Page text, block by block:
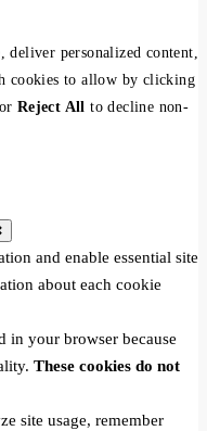
deliver personalized content,
cookies to allow by clicking
Reject All to decline non-
and enable essential site
about each cookie
in your browser because
These cookies do not
site usage, remember